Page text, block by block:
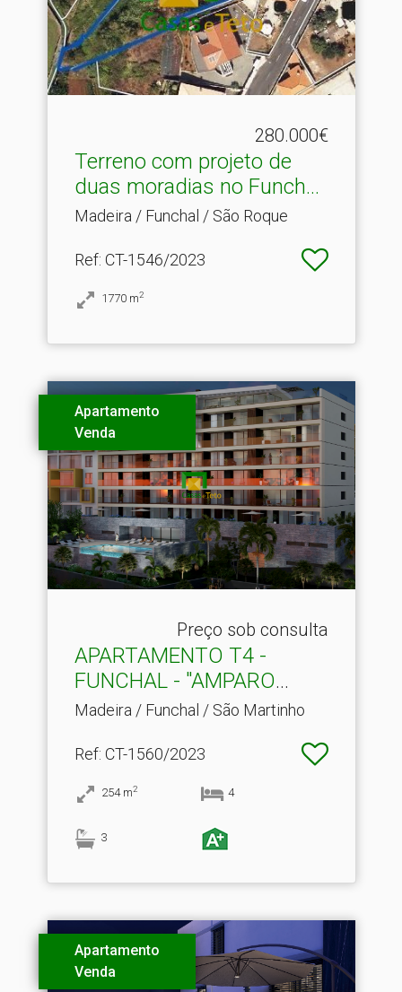
280.000€
Terreno com projeto de
duas moradias no Funch.​..
Madeira / Funchal / São Roque
Ref: CT-1546/2023
1770 m2
Apartamento
Venda
Preço sob consulta
APARTAMENTO T4 -
FUNCHAL - "AMPARO
VIEW"
Madeira / Funchal / São Martinho
Ref: CT-1560/2023
254 m2 4
3
Apartamento
Venda